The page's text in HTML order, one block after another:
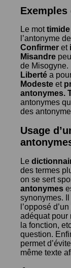
Le mottimide
l’antonyme de
Confirmer et
Misandre
de Misogyne.
Liberté a
Modeste et
antonymes.
antonymes
des
Usage
Le
des termes
on se sert
antonymes
synonymes.
l’opposé
adéquat pour
la fonction,
question.
permet
même texte